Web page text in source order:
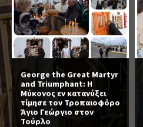
George the Great Martyr
and Triumphant: Η
Μύκονος εν κατανύξει
τίμησε τον Τροπαιοφόρο
Άγιο Γεώργιο στον
Τούρλο